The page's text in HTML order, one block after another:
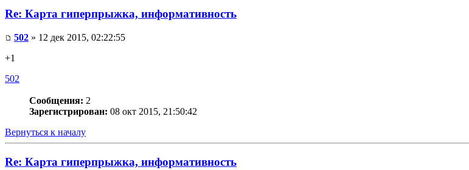
Re: Карта гиперпрыжка, информативность
502 » 12 дек 2015, 02:22:55
+1
502
Сообщения: 2
Зарегистрирован: 08 окт 2015, 21:50:42
Вернуться к началу
Re: Карта гиперпрыжка, информативность